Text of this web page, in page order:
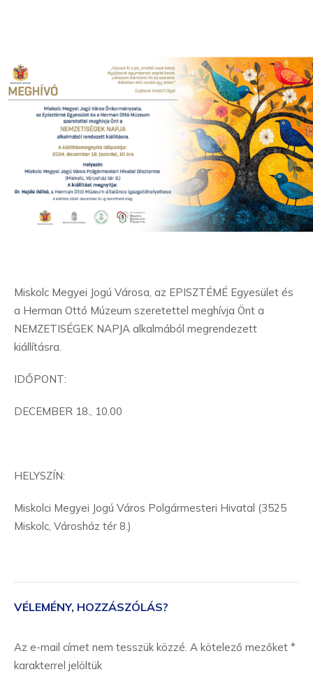
Miskolc Megyei Jogú Városa, az EPISZTÉMÉ Egyesület és
a Herman Ottó Múzeum szeretettel meghívja Önt a
NEMZETISÉGEK NAPJA alkalmából megrendezett
kiállításra.
IDŐPONT:
DECEMBER 18., 10.00
HELYSZÍN:
Miskolci Megyei Jogú Város Polgármesteri Hivatal (3525
Miskolc, Városház tér 8.)
VÉLEMÉNY, HOZZÁSZÓLÁS?
Az e-mail címet nem tesszük közzé. A kötelező mezőket *
karakterrel jelöltük